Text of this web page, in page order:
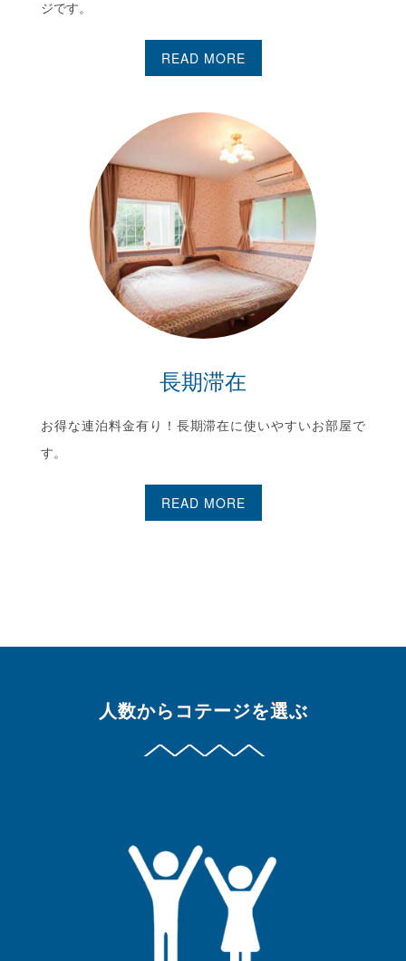
ジです。
READ MORE
長期滞在
お得な連泊料金有り！長期滞在に使いやすいお部屋で
す。
READ MORE
人数からコテージを選ぶ